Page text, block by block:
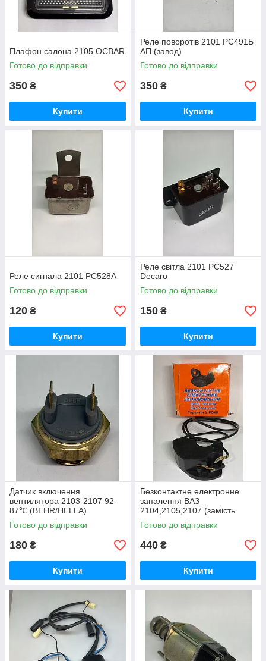
Плафон салона 2105 ОСВАR
Готово до відправки
350 ₴
Купити
Реле поворотів 2101 РС491Б
АП (завод)
Готово до відправки
350 ₴
Купити
Реле сигнала 2101 РС528А
Готово до відправки
120 ₴
Купити
Реле світла 2101 РС527
Decaro
Готово до відправки
150 ₴
Купити
Датчик включення
вентилятора 2103-2107 92-
87℃ (BEHR/HELLA)
Німечинна
Готово до відправки
180 ₴
Купити
Безконтактне електронне
запалення ВАЗ
2104,2105,2107 (замість
контактів)
Готово до відправки
440 ₴
Купити